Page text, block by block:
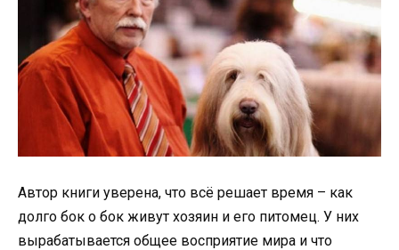
Автор книги уверена, что всё решает время – как
долго бок о бок живут хозяин и его питомец. У них
вырабатывается общее восприятие мира и что